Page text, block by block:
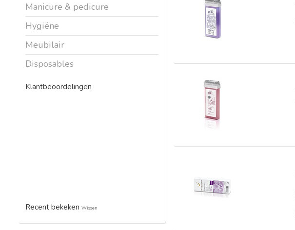
Manicure & pedicure
Hygiëne
Meubilair
Disposables
Klantbeoordelingen
Recent bekeken Wissen